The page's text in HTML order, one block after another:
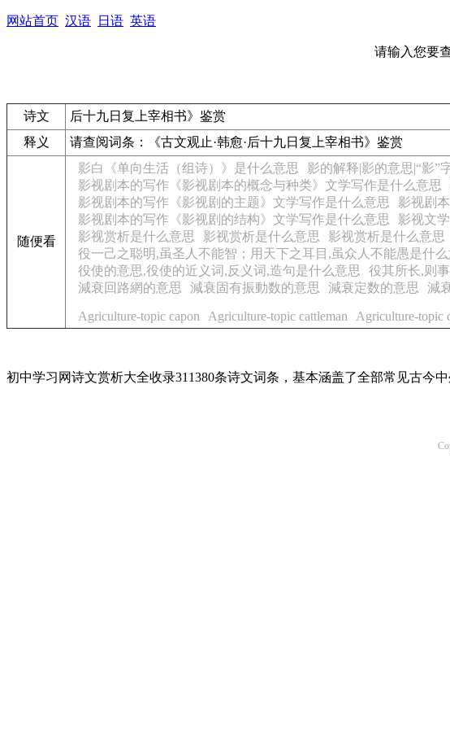
网站首页 汉语 日语 英语
请输入您要
诗文
后十九日复上宰相书》鉴赏
释义
请查阅词条： 《古文观止·韩愈·后十九日复上宰相书》鉴赏
随便看
影白《单向生活（组诗）》是什么意思 影的解释|影的意思|“影”
影视剧本的写作《影视剧本的概念与种类》文学写作是什么意思
影视剧本的写作《影视剧的主题》文学写作是什么意思
影视剧
影视剧本的写作《影视剧的结构》文学写作是什么意思
影视文
影视赏析是什么意思
影视赏析是什么意思 影视赏析是什么意思
役一己之聪明,虽圣人不能智；用天下之耳目,虽众人不能愚是什么
役使的意思,役使的近义词,反义词,造句是什么意思
役其所长,则
減衰回路網的意思
減衰固有振動数的意思 減衰定数的意思 減
Agriculture-topic capon
Agriculture-topic cattleman Agriculture-topic
初中学习网诗文赏析大全收录311380条诗文词条，基本涵盖了全部常见古今